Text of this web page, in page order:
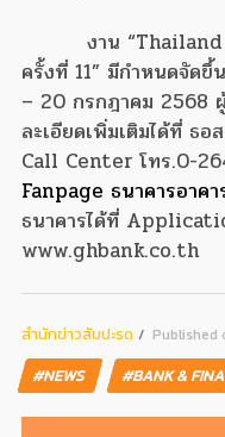
งาน
ครั้งที่ 11” มีกำหนดจัด
– 20 กรกฎาคม 2568
ละเอียดเพิ่มเติมได้ที่ ธ
Call Center โทร.0-
Fanpage ธนาคารอาคา
ธนาคารได้ที่
www.ghbank.co.th
สํานักข่าวสับปะรด Published
#NEWS #BANK &